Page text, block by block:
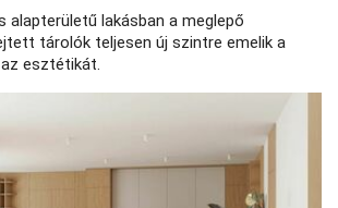
alapterületű lakásban a meglepő
tárolók teljesen új szintre emelik a
esztétikát.